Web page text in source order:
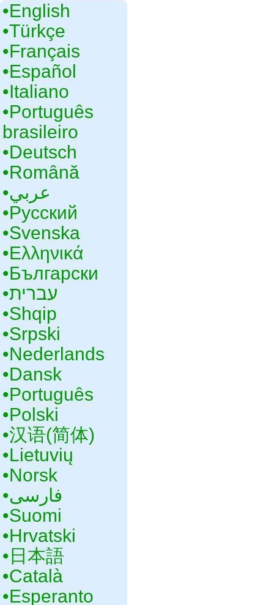
•‎English
•‎Türkçe
•‎Français
•‎Español
•‎Italiano
•‎Português
brasileiro
•‎Deutsch
•‎Română
•‎عربي
•‎Русский
•‎Svenska
•‎Ελληνικά
•‎Български
•‎עברית
•‎Shqip
•‎Srpski
•‎Nederlands
•‎Dansk
•‎Português
•‎Polski
•‎汉语(简体)
•‎Lietuvių
•‎Norsk
•‎فارسی
•‎Suomi
•‎Hrvatski
•‎日本語
•‎Català
•‎Esperanto